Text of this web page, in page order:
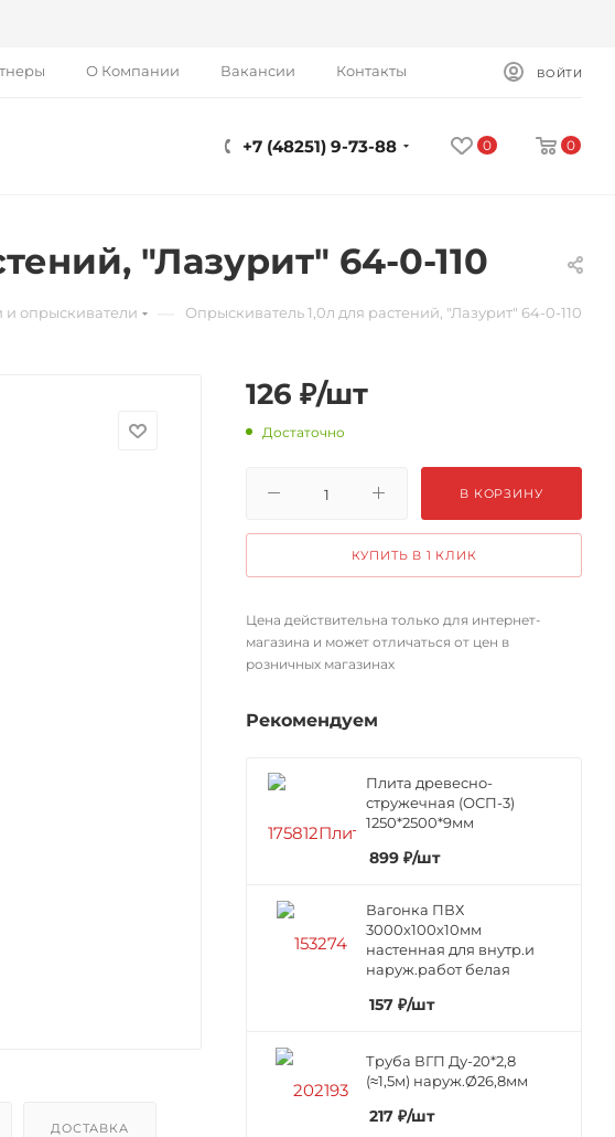
О Компании Вакансии Контакты ВОЙТИ
0 0
+7 (48251) 9-73-88
"Лазурит" 64-0-110
и опрыскиватели Опрыскиватель 1,0л для растений, "Лазурит" 64-0-110
ДОСТАВКА
126 ₽/шт
Достаточно
В КОРЗИНУ
КУПИТЬ В 1 КЛИК
Цена действительна только для интернет-
магазина и может отличаться от цен в
розничных магазинах
Рекомендуем
Плита древесно-
стружечная (ОСП-3)
1250*2500*9мм
899 ₽/шт
Вагонка ПВХ
3000х100х10мм
настенная для внутр.и
наруж.работ белая
157 ₽/шт
Труба ВГП Ду-20*2,8
(≈1,5м) наруж.Ø26,8мм
217 ₽/шт